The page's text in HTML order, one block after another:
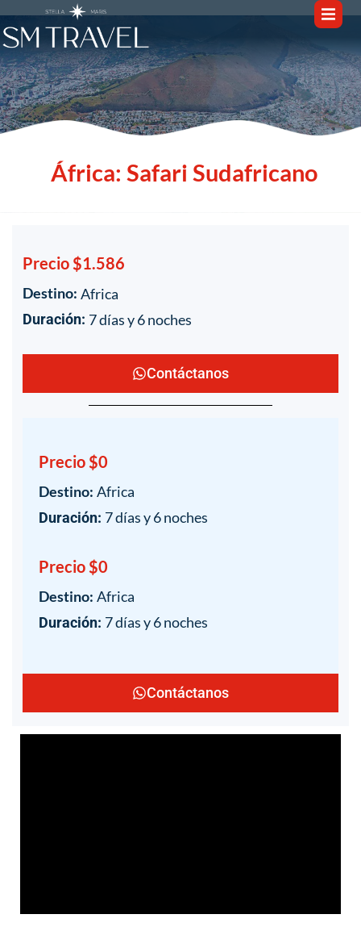
África: Safari Sudafricano
Precio $1.586
Destino: Africa
Duración: 7 días y 6 noches
Contáctanos
Precio $0
Destino: Africa
Duración: 7 días y 6 noches
Precio $0
Destino: Africa
Duración: 7 días y 6 noches
Contáctanos